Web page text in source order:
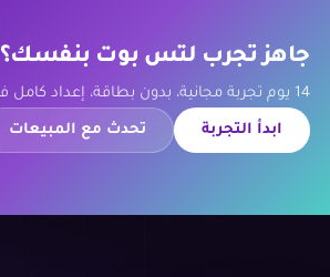
جاهز تجرب لتس بوت بنفسك؟
14 يوم تجربة مجانية، بدون بطاقة، إعداد كامل في أقل من ساعة.
ابدأ التجربة تحدث مع المبيعات